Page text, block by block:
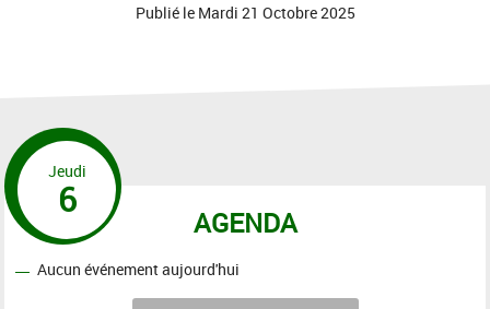
Publié le Mardi 21 Octobre 2025
AGENDA
Jeudi
6
Aucun événement aujourd'hui